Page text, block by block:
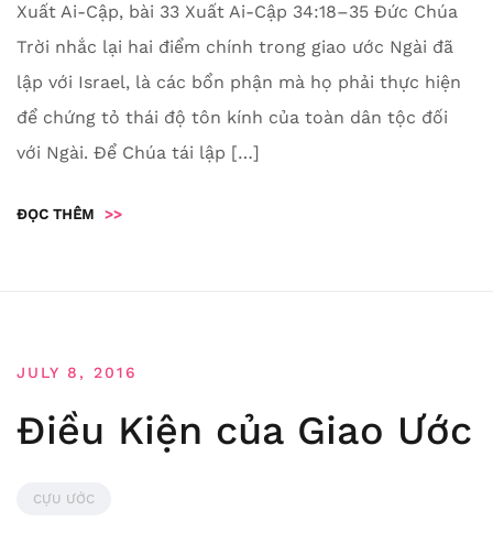
Xuất Ai-Cập, bài 33 Xuất Ai-Cập 34:18–35 Đức Chúa
Trời nhắc lại hai điểm chính trong giao ước Ngài đã
lập với Israel, là các bổn phận mà họ phải thực hiện
để chứng tỏ thái độ tôn kính của toàn dân tộc đối
với Ngài. Để Chúa tái lập […]
ĐỌC THÊM >>
JULY 8, 2016
Điều Kiện của Giao Ước
CỰU ƯỚC